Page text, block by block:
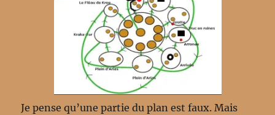
Je pense qu’une partie du plan est faux. Mais